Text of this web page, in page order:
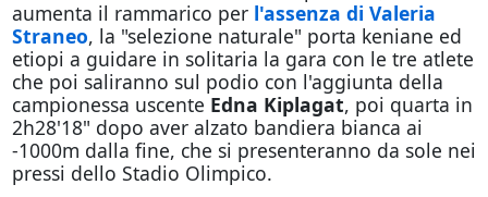
aumenta il rammarico per l'assenza di Valeria
Straneo, la "selezione naturale" porta keniane ed
etiopi a guidare in solitaria la gara con le tre atlete
che poi saliranno sul podio con l'aggiunta della
campionessa uscente Edna Kiplagat, poi quarta in
2h28'18" dopo aver alzato bandiera bianca ai
-1000m dalla fine, che si presenteranno da sole nei
pressi dello Stadio Olimpico.